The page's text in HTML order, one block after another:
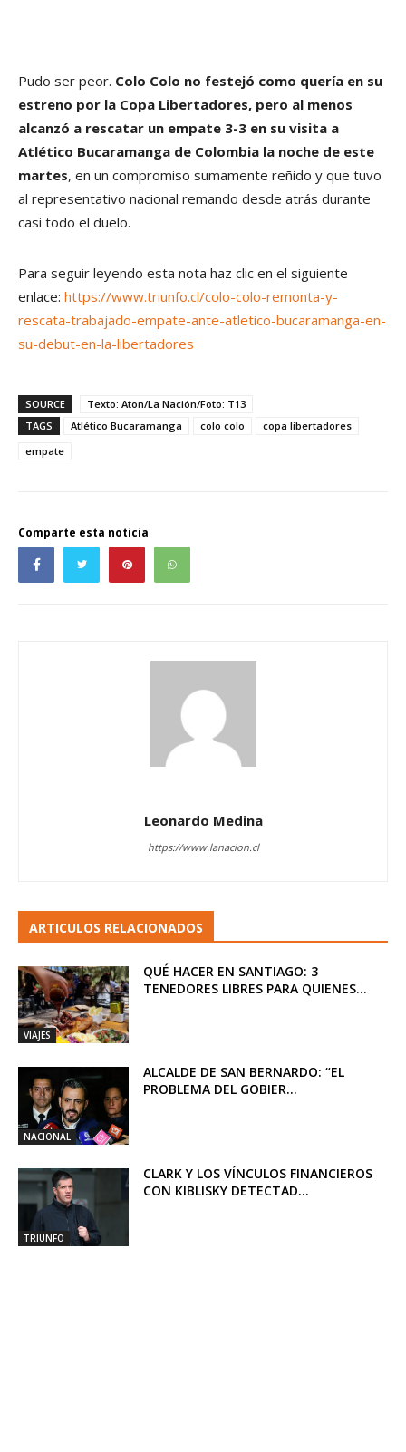
Pudo ser peor. Colo Colo no festejó como quería en su
estreno por la Copa Libertadores, pero al menos
alcanzó a rescatar un empate 3-3 en su visita a
Atlético Bucaramanga de Colombia la noche de este
martes, en un compromiso sumamente reñido y que tuvo
al representativo nacional remando desde atrás durante
casi todo el duelo.
Para seguir leyendo esta nota haz clic en el siguiente
enlace: https://www.triunfo.cl/colo-colo-remonta-y-
rescata-trabajado-empate-ante-atletico-bucaramanga-en-
su-debut-en-la-libertadores
SOURCE
Texto: Aton/La Nación/Foto: T13
TAGS
Atlético Bucaramanga colo colo
copa libertadores
empate
Comparte esta noticia
Leonardo Medina
https://www.lanacion.cl
ARTICULOS RELACIONADOS
VIAJES
QUÉ HACER EN SANTIAGO: 3
TENEDORES LIBRES PARA QUIENES...
NACIONAL
ALCALDE DE SAN BERNARDO: “EL
PROBLEMA DEL GOBIER...
TRIUNFO
CLARK Y LOS VÍNCULOS FINANCIEROS
CON KIBLISKY DETECTAD...